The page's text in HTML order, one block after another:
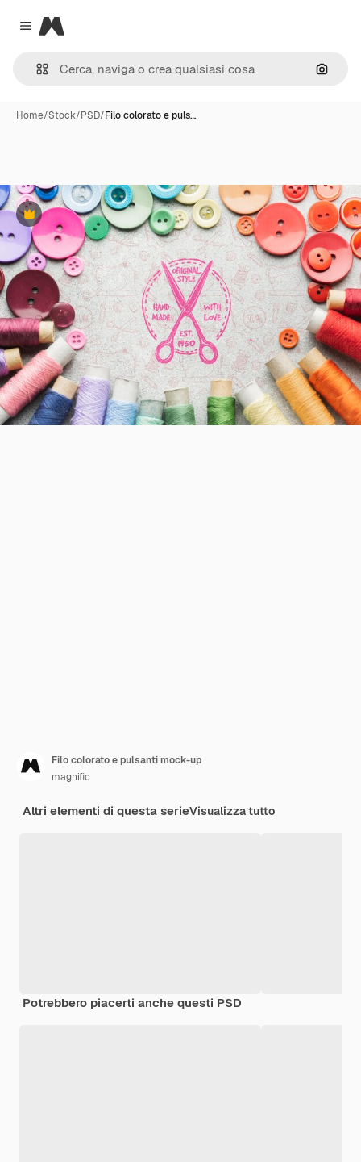
Close menu
Magnific
Cerca
Home/Stock/PSD/Filo colorato e puls…
Premium
Filo colorato e pulsanti mock-up
magnific
Altri elementi di questa serieVisualizza tutto
Potrebbero piacerti anche questi PSD